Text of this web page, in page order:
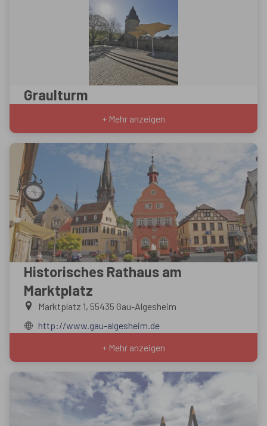
Graulturm
+ Mehr anzeigen
Historisches Rathaus am
Marktplatz
Marktplatz 1, 55435 Gau-Algesheim
http://www.gau-algesheim.de
+ Mehr anzeigen